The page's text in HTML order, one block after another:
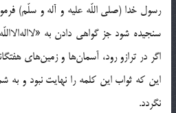
رسول خدا (صلى‌ اللّه‌ علیه‌ و آله‌ و سلّم)
سنجیده شود جز گواهى دادن به
اگر در ترازو رود، آسمان‌ها و زمین‌هاى
این که ثواب این کلمه را نهایت نبود و به
نگردد.